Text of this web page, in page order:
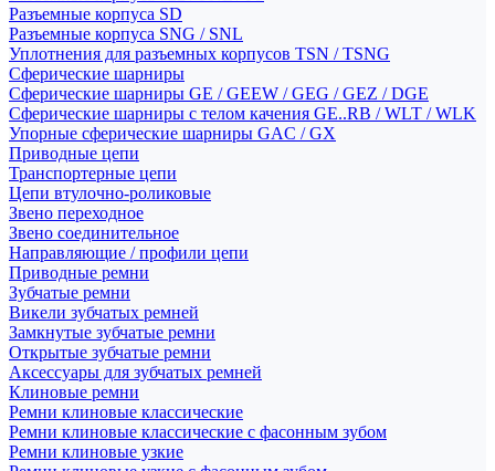
Разъемные корпуса SD
Разъемные корпуса SNG / SNL
Уплотнения для разъемных корпусов TSN / TSNG
Сферические шарниры
Сферические шарниры GE / GEEW / GEG / GEZ / DGE
Сферические шарниры с телом качения GE..RB / WLT / WLK
Упорные сферические шарниры GAC / GX
Приводные цепи
Транспортерные цепи
Цепи втулочно-роликовые
Звено переходное
Звено соединительное
Направляющие / профили цепи
Приводные ремни
Зубчатые ремни
Викели зубчатых ремней
Замкнутые зубчатые ремни
Открытые зубчатые ремни
Аксессуары для зубчатых ремней
Клиновые ремни
Ремни клиновые классические
Ремни клиновые классические с фасонным зубом
Ремни клиновые узкие